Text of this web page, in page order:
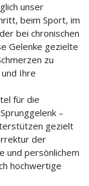
unser
beim Sport, im
bei chronischen
Gelenke gezielte
zu
Ihre
für die
–
gezielt
der
und persönlichem
hochwertige